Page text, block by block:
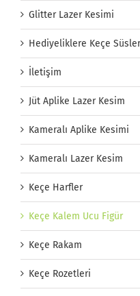
Glitter Lazer Kesimi
Hediyeliklere Keçe
İletişim
Jüt Aplike Lazer Kesim
Kameralı Aplike Kesimi
Kameralı Lazer Kesim
Keçe Harfler
Keçe Kalem Ucu Figür
Keçe Rakam
Keçe Rozetleri